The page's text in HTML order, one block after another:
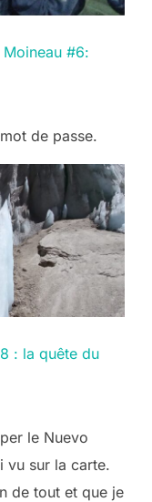
#6:
de passe.
: la quête du
le Nuevo
vu sur la carte.
de tout et que je